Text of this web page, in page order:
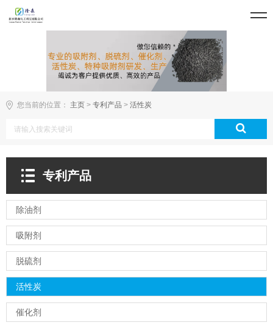
您当前的位置： 主页 > 专利产品 > 活性炭
专利产品
除油剂
吸附剂
脱硫剂
活性炭
催化剂